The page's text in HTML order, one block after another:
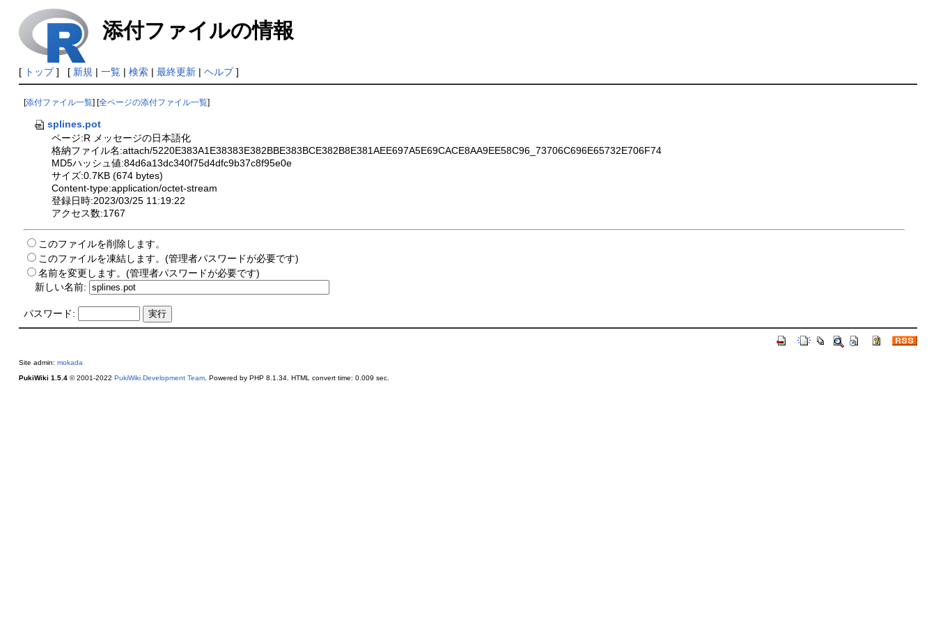
添付ファイルの情報
[ トップ] [ 新規 | 一覧| 検索| 最終更新| ヘルプ]
[添付ファイル一覧 ] [全ページの添付ファイル一覧
splines.pot
ページ:R メッセージの日本語化
格納ファイル名:attach/5220E383A1E38383E382BBE383BCE382B8E381AEE697A5E69CACE8AA9EE58C96_73706C696E65732E706F74
MD5ハッシュ値:84d6a13dc340f75d4dfc9b37c8f95e0e
サイズ:0.7KB (674 bytes)
Content-type:application/octet-stream
登録日時:2023/03/25 11:19:22
アクセス数:1767
このファイルを削除します。
このファイルを凍結します。(管理者パスワードが必要です)
名前を変更します。(管理者パスワードが必要です)
新しい名前:
パスワード:
Site admin: mokada
PukiWiki 1.5.4© 2001-2022 PukiWiki Development Team. Powered by PHP 8.1.34. HTML convert time: 0.009 sec.